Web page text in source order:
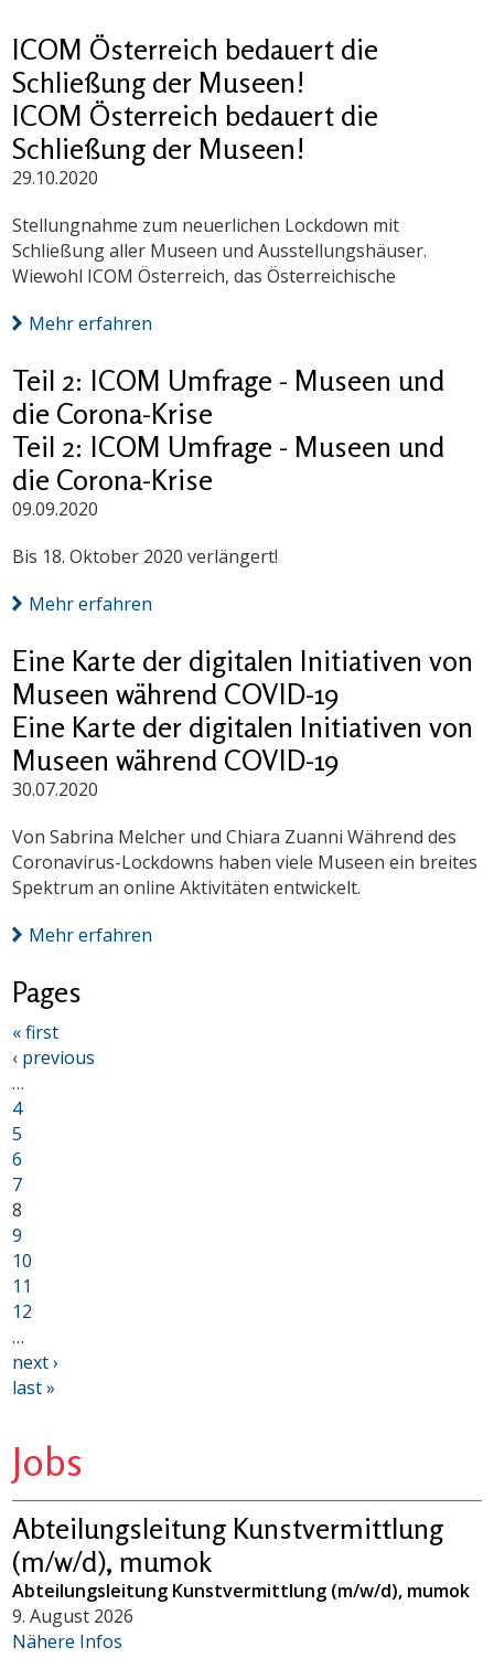
ICOM Österreich bedauert die
Schließung der Museen!
ICOM Österreich bedauert die
Schließung der Museen!
29.10.2020
Stellungnahme zum neuerlichen Lockdown mit
Schließung aller Museen und Ausstellungshäuser.
Wiewohl ICOM Österreich, das Österreichische
Mehr erfahren
Teil 2: ICOM Umfrage - Museen und
die Corona-Krise
Teil 2: ICOM Umfrage - Museen und
die Corona-Krise
09.09.2020
Bis 18. Oktober 2020 verlängert!
Mehr erfahren
Eine Karte der digitalen Initiativen von
Museen während COVID-19
Eine Karte der digitalen Initiativen von
Museen während COVID-19
30.07.2020
Von Sabrina Melcher und Chiara Zuanni Während des
Coronavirus-Lockdowns haben viele Museen ein breites
Spektrum an online Aktivitäten entwickelt.
Mehr erfahren
Pages
« first
‹ previous
…
4
5
6
7
8
9
10
11
12
…
next ›
last »
Jobs
Abteilungsleitung Kunstvermittlung
(m/w/d), mumok
Abteilungsleitung Kunstvermittlung (m/w/d), mumok
9. August 2026
Nähere Infos